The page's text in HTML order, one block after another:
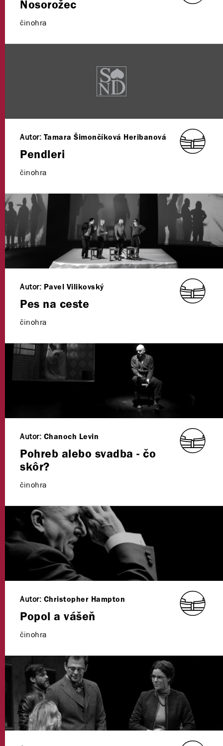
Nosorožec
činohra
Autor: Tamara Šimončíková Heribanová
Pendleri
činohra
Autor: Pavel Vilikovský
Pes na ceste
činohra
Autor: Chanoch Levin
Pohreb alebo svadba - čo
skôr?
činohra
Autor: Christopher Hampton
Popol a vášeň
činohra